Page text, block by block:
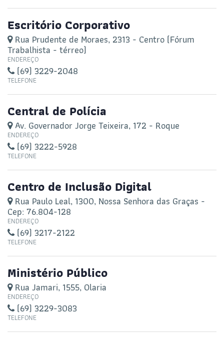
Escritório Corporativo
Rua Prudente de Moraes, 2313 - Centro (Fórum
Trabalhista - térreo)
ENDEREÇO
(69) 3229-2048
TELEFONE
Central de Polícia
Av. Governador Jorge Teixeira, 172 - Roque
ENDEREÇO
(69) 3222-5928
TELEFONE
Centro de Inclusão Digital
Rua Paulo Leal, 1300, Nossa Senhora das Graças -
Cep: 76.804-128
ENDEREÇO
(69) 3217-2122
TELEFONE
Ministério Público
Rua Jamari, 1555, Olaria
ENDEREÇO
(69) 3229-3083
TELEFONE